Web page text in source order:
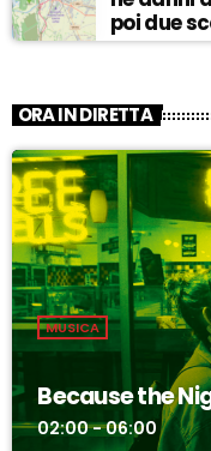
poi due
ASCOLTA
ORA IN DIRETTA
MUSICA
Because the
02:00 - 06:00